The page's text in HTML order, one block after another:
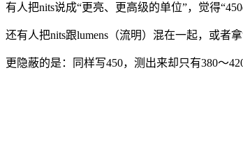
有人把nits说成“更亮、更高级的单位”，觉得
还有人把nits跟lumens（流明）混在一起，或者
更隐蔽的是：同样写450，测出来却只有380～